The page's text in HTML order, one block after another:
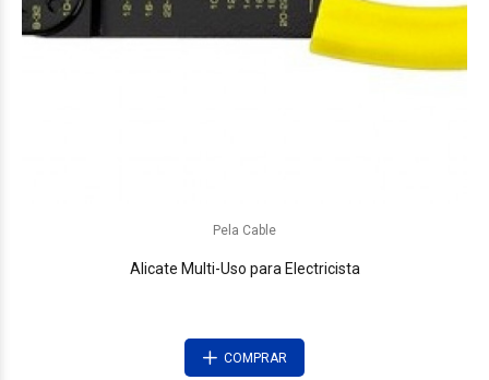
Pela Cable
Alicate Multi-Uso para Electricista
COMPRAR